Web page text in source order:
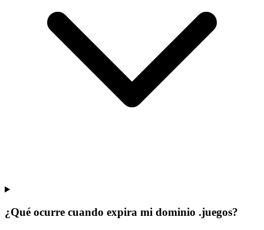
¿Qué ocurre cuando expira mi dominio .juegos?